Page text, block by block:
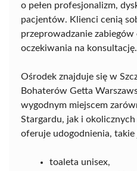
o pełen profesjonalizm,
pacjentów. Klienci cenią
przeprowadzanie
oczekiwania na konsultację.
Ośrodek znajduje się w
Bohaterów Getta
wygodnym miejscem
Stargardu, jak i
oferuje udogodnienia, takie
toaleta unisex,